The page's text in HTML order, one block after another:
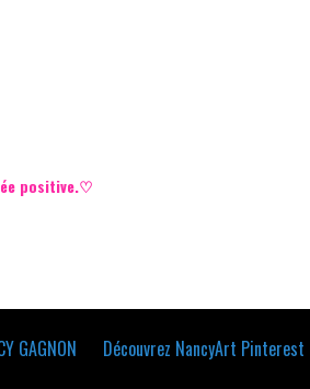
positive.♡
GAGNON Découvrez NancyArt Pinterest